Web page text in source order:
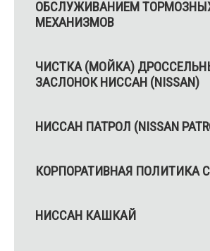
ОБСЛУЖИВАНИЕМ
МЕХАНИЗМОВ
ЧИСТКА (МОЙКА)
ЗАСЛОНОК НИССАН (NISSAN)
НИССАН ПАТРОЛ (NISSAN
КОРПОРАТИВНАЯ ПОЛИТИКА
НИССАН КАШКАЙ